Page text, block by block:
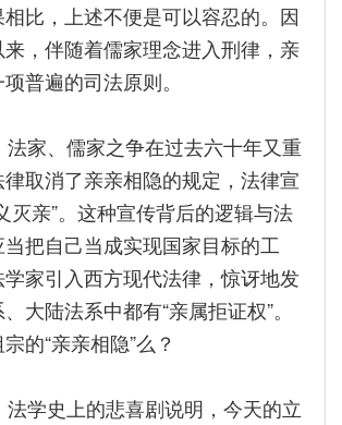
比，上述不便是可以容忍的。因
，伴随着儒家理念进入刑律，亲
普遍的司法原则。
家、儒家之争在过去六十年又重
取消了亲亲相隐的规定，法律宣
灭亲”。这种宣传背后的逻辑与法
把自己当成实现国家目标的工
家引入西方现代法律，惊讶地发
大陆法系中都有“亲属拒证权”。
的“亲亲相隐”么？
学史上的悲喜剧说明，今天的立